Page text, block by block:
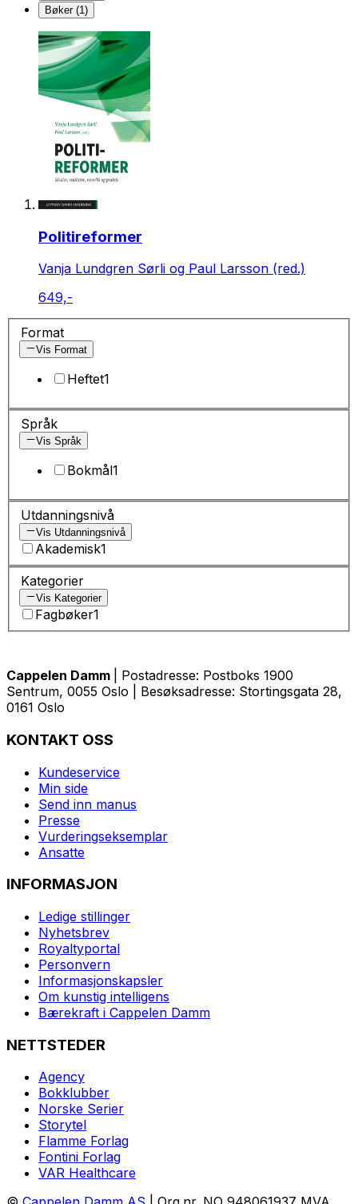
Bøker (1)
Politireformer
Vanja Lundgren Sørli og Paul Larsson (red.)
649,-
Format
Vis Format
Heftet1
Språk
Vis Språk
Bokmål1
Utdanningsnivå
Vis Utdanningsnivå
Akademisk1
Kategorier
Vis Kategorier
Fagbøker1
Cappelen Damm
| Postadresse: Postboks 1900
Sentrum, 0055 Oslo | Besøksadresse: Stortingsgata 28,
0161 Oslo
KONTAKT OSS
Kundeservice
Min side
Send inn manus
Presse
Vurderingseksemplar
Ansatte
INFORMASJON
Ledige stillinger
Nyhetsbrev
Royaltyportal
Personvern
Informasjonskapsler
Om kunstig intelligens
Bærekraft i Cappelen Damm
NETTSTEDER
Agency
Bokklubber
Norske Serier
Storytel
Flamme Forlag
Fontini Forlag
VAR Healthcare